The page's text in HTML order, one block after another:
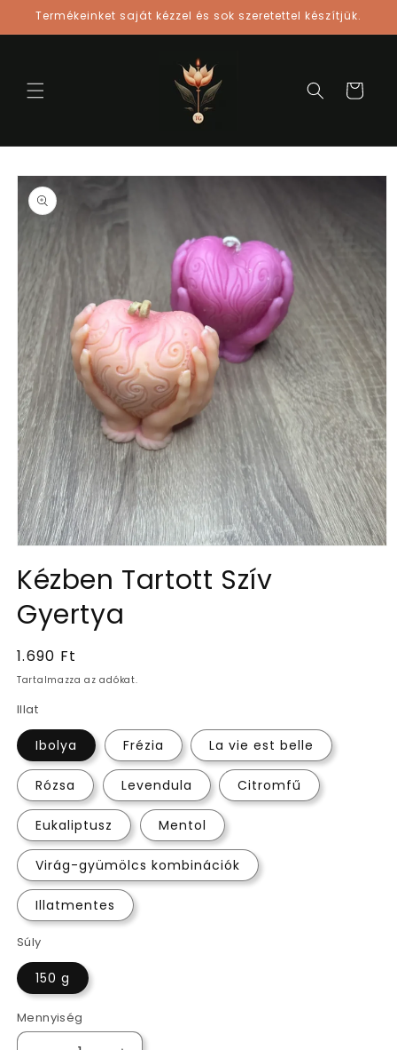
Ugrás a
Termékeinket saját kézzel és sok szeretettel készítjük.
Kosár
és
a
médiafájl
megnyitása
a
modális
párbeszédpanelen
Kézben Tartott Szív
Gyertya
Normál
ár
1.690 Ft
Tartalmazza az adókat.
Illat
Ibolya Frézia La vie est belle
Rózsa Levendula Citromfű
Eukaliptusz Mentol
Virág-gyümölcs kombinációk
Illatmentes
Súly
150 g
Mennyiség